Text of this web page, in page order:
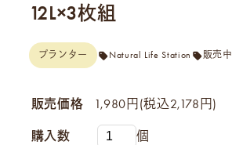
12L×3枚組
プランター Natural Life Station 販売中
販売価格 1,980円(税込2,178円)
購入数 個